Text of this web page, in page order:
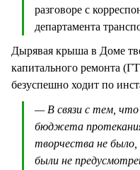
разговоре с
департамента
Дырявая крыша в Доме
капитального ремонта
безуспешно ходит по
— В связи с тем,
бюджета
творчества не
были не